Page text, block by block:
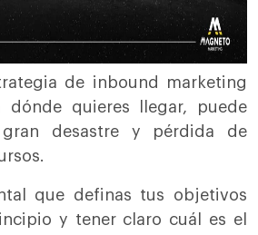
de inbound marketing
quieres llegar, puede
desastre y pérdida de
que definas tus objetivos
y tener claro cuál es el